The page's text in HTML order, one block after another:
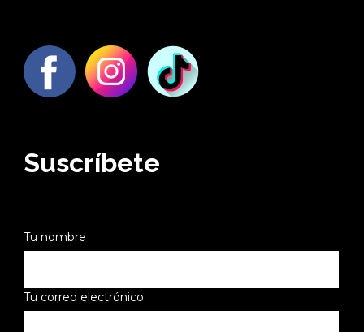
Suscríbete
Tu nombre
Tu correo electrónico